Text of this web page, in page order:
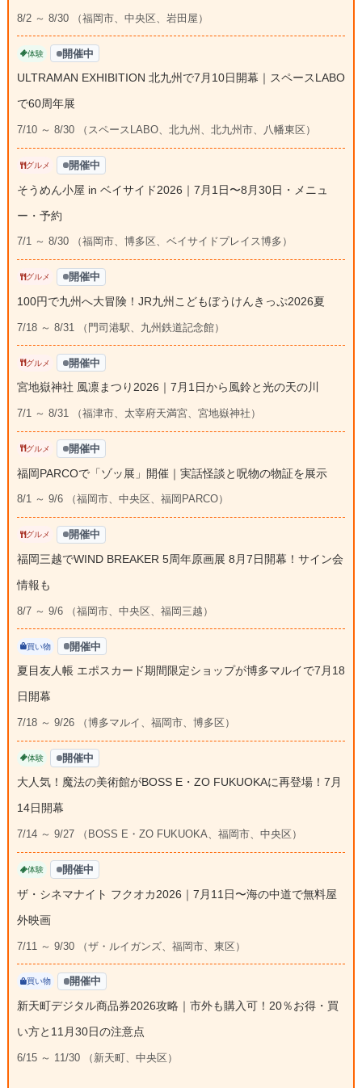
8/2 ～ 8/30 （福岡市、中央区、岩田屋）
体験 開催中
ULTRAMAN EXHIBITION 北九州で7月10日開幕｜スペースLABO
で60周年展
7/10 ～ 8/30 （スペースLABO、北九州、北九州市、八幡東区）
グルメ 開催中
そうめん小屋 in ベイサイド2026｜7月1日〜8月30日・メニュ
ー・予約
7/1 ～ 8/30 （福岡市、博多区、ベイサイドプレイス博多）
グルメ 開催中
100円で九州へ大冒険！JR九州こどもぼうけんきっぷ2026夏
7/18 ～ 8/31 （門司港駅、九州鉄道記念館）
グルメ 開催中
宮地嶽神社 風凛まつり2026｜7月1日から風鈴と光の天の川
7/1 ～ 8/31 （福津市、太宰府天満宮、宮地嶽神社）
グルメ 開催中
福岡PARCOで「ゾッ展」開催｜実話怪談と呪物の物証を展示
8/1 ～ 9/6 （福岡市、中央区、福岡PARCO）
グルメ 開催中
福岡三越でWIND BREAKER 5周年原画展 8月7日開幕！サイン会
情報も
8/7 ～ 9/6 （福岡市、中央区、福岡三越）
買い物 開催中
夏目友人帳 エポスカード期間限定ショップが博多マルイで7月18
日開幕
7/18 ～ 9/26 （博多マルイ、福岡市、博多区）
体験 開催中
大人気！魔法の美術館がBOSS E・ZO FUKUOKAに再登場！7月
14日開幕
7/14 ～ 9/27 （BOSS E・ZO FUKUOKA、福岡市、中央区）
体験 開催中
ザ・シネマナイト フクオカ2026｜7月11日〜海の中道で無料屋
外映画
7/11 ～ 9/30 （ザ・ルイガンズ、福岡市、東区）
買い物 開催中
新天町デジタル商品券2026攻略｜市外も購入可！20％お得・買
い方と11月30日の注意点
6/15 ～ 11/30 （新天町、中央区）